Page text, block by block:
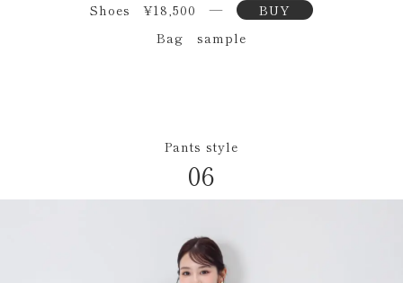
Shoes ¥18,500 ―
BUY
Bag sample
Pants style
06